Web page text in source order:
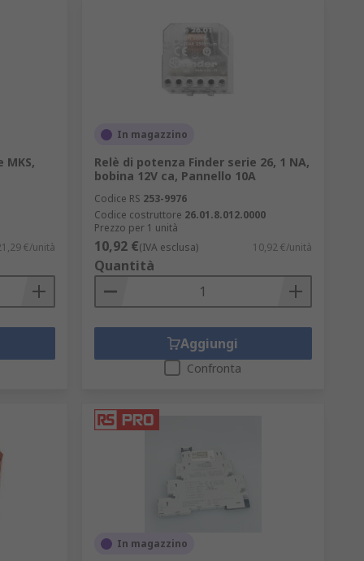
ideali per applicazioni di
luci, gestione carichi elettrici
come sistemi di controllo
in applicazioni di telecomunicazioni,
e sistemi di controllo che
ed elettroniche che richiedono
richiedono tensione più elevata.
MKS,
€/unità
In magazzino
Relè di potenza Finder serie 26, 1 NA,
bobina 12V ca, Pannello 10A
Codice RS 253-9976
Codice costruttore 26.01.8.012.0000
Prezzo per 1 unità
10,92 €(IVA esclusa) 10,92 €/unità
Quantità
Aggiungi
Confronta
In magazzino